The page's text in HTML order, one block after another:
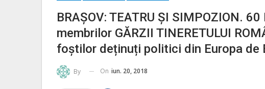
BRAȘOV: TEATRU ȘI SIMPOZION.
membrilor GĂRZII TINERETULUI
foștilor deținuți politici din Europa de
By On iun. 20, 2018